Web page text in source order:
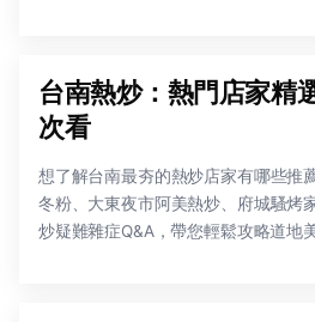
台南熱炒：熱門店家精
次看
想了解台南最夯的熱炒店家有哪些推
冬粉、大東夜市阿美熱炒、府城騷烤
炒疑難雜症Q&A，帶您輕鬆攻略道地